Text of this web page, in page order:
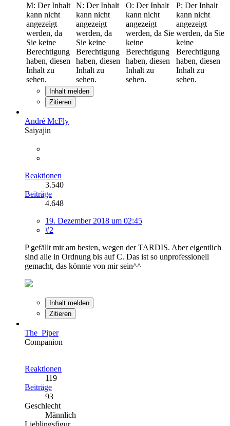
M: Der Inhalt
kann nicht
angezeigt
werden, da
Sie keine
Berechtigung
haben, diesen
Inhalt zu
sehen.
N: Der Inhalt
kann nicht
angezeigt
werden, da
Sie keine
Berechtigung
haben, diesen
Inhalt zu
sehen.
O: Der Inhalt
kann nicht
angezeigt
werden, da Sie
keine
Berechtigung
haben, diesen
Inhalt zu
sehen.
P: Der Inhalt
kann nicht
angezeigt
werden, da Sie
keine
Berechtigung
haben, diesen
Inhalt zu
sehen.
Inhalt melden
Zitieren
André McFly
Saiyajin
Reaktionen
3.540
Beiträge
4.648
19. Dezember 2018 um 02:45
#2
P gefällt mir am besten, wegen der TARDIS. Aber eigentlich
sind alle in Ordnung bis auf C. Das ist so unprofessionell
gemacht, das könnte von mir sein^^
Inhalt melden
Zitieren
The_Piper
Companion
Reaktionen
119
Beiträge
93
Geschlecht
Männlich
Lieblingsfigur